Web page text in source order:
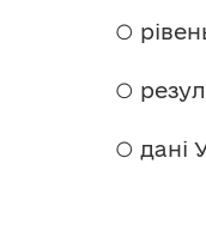
○
○
○ дані